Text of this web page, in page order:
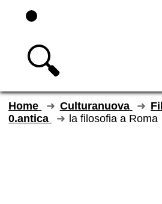
🔍
Home Culturanuova
0.antica
la filosofia a Roma